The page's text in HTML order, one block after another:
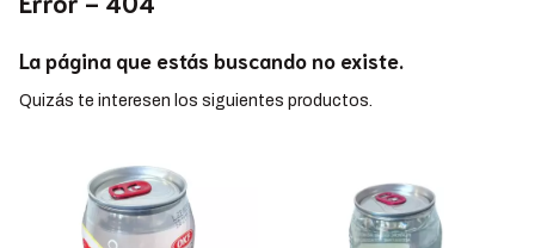
La página que estás buscando no existe.
Quizás te interesen los siguientes productos.